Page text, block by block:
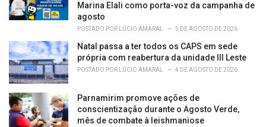
Marina Elali como porta-voz da campanha de
agosto
POSTADO POR LÚCIO AMARAL 5 DE AGOSTO DE 2026
Natal passa a ter todos os CAPS em sede
própria com reabertura da unidade III Leste
POSTADO POR LÚCIO AMARAL 4 DE AGOSTO DE 2026
Parnamirim promove ações de
conscientização durante o Agosto Verde,
mês de combate à leishmaniose